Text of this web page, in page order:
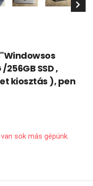
SSD ,
kiosztás ), pen
sok más gépünk.